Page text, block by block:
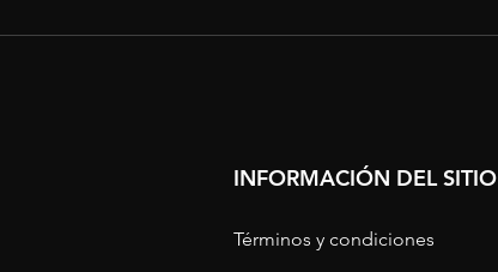
INFORMACIÓN DEL SITIO
Términos y condiciones